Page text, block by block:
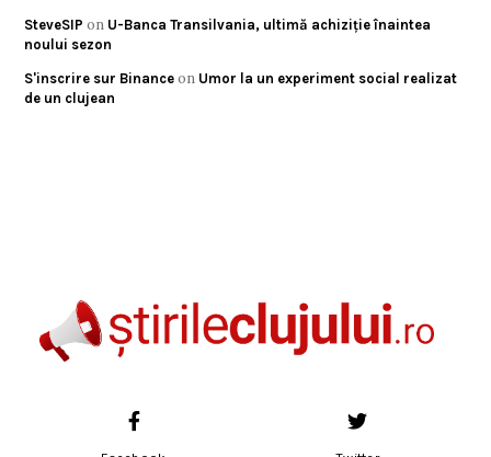
SteveSIP on U-Banca Transilvania, ultimă achiziție înaintea
noului sezon
S'inscrire sur Binance on Umor la un experiment social realizat
de un clujean